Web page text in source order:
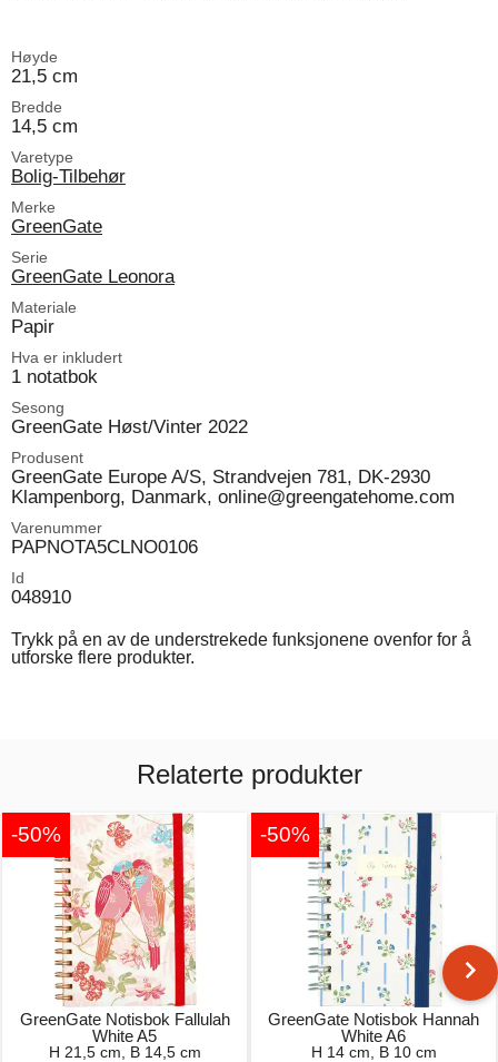
Høyde
21,5 cm
Bredde
14,5 cm
Varetype
Bolig-Tilbehør
Merke
GreenGate
Serie
GreenGate Leonora
Materiale
Papir
Hva er inkludert
1 notatbok
Sesong
GreenGate Høst/Vinter 2022
Produsent
GreenGate Europe A/S, Strandvejen 781, DK-2930
Klampenborg, Danmark, online@greengatehome.com
Varenummer
PAPNOTA5CLNO0106
Id
048910
Trykk på en av de understrekede funksjonene ovenfor for å
utforske flere produkter.
Relaterte produkter
-50%
GreenGate Notisbok Fallulah
White A5
H 21,5 cm, B 14,5 cm
-50%
GreenGate Notisbok Hannah
White A6
H 14 cm, B 10 cm